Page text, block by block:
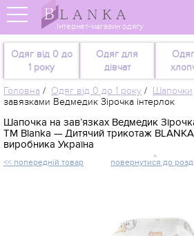
Інтернет-магазин одягу
Одяг від 0 до
1 року
Одяг для
дівчат
Головна / Одяг від 0 до 1 року / Шапочки
завязками Ведмедик Зірочка інтерлок
Шапочка на зав’язках Ведмедик
TM Blanka — Дитячий трикотаж
виробника Україна
<< попередній товар повернутися до